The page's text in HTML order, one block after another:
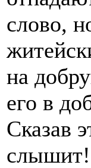
слово,
на
его в
Сказав